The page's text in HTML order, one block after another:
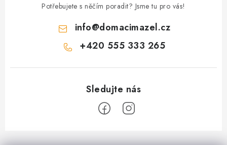
Potřebujete s něčím poradit? Jsme tu pro vás!
info@domacimazel.cz
+420 555 333 265
Z